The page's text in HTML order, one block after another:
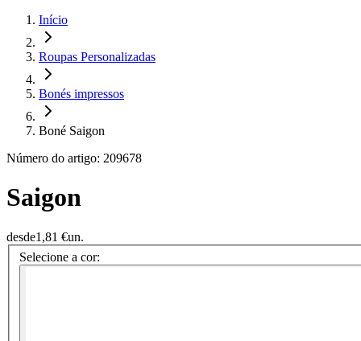
Início
Roupas Personalizadas
Bonés impressos
Boné Saigon
Número do artigo: 209678
Saigon
desde1,81 €un.
Selecione a cor: